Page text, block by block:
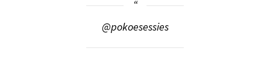
@pokoesessies